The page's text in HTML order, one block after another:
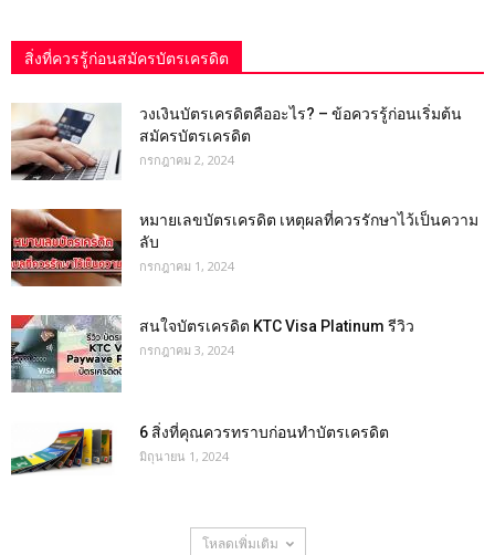
สิ่งที่ควรรู้ก่อนสมัครบัตรเครดิต
วงเงินบัตรเครดิตคืออะไร? – ข้อควรรู้ก่อนเริ่มต้น
สมัครบัตรเครดิต
กรกฎาคม 2, 2024
หมายเลขบัตรเครดิต เหตุผลที่ควรรักษาไว้เป็นความ
ลับ
กรกฎาคม 1, 2024
สนใจบัตรเครดิต KTC Visa Platinum รีวิว
กรกฎาคม 3, 2024
6 สิ่งที่คุณควรทราบก่อนทำบัตรเครดิต
มิถุนายน 1, 2024
โหลดเพิ่มเติม